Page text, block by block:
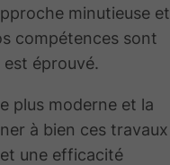
minutieuse et
compétences sont
éprouvé.
plus moderne et la
à bien ces travaux
une efficacité